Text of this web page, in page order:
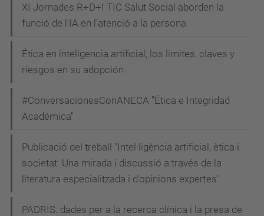
XI Jornades R+D+I TIC Salut Social aborden la
funció de l'IA en l’atenció a la persona
Ética en inteligencia artificial, los límites, claves y
riesgos en su adopción
#ConversacionesConANECA "Ética e Integridad
Académica"
Publicació del treball "Intel·ligència artificial, ètica i
societat: Una mirada i discussió a través de la
literatura especialitzada i d'opinions expertes"
PADRIS: dades per a la recerca clínica i la presa de